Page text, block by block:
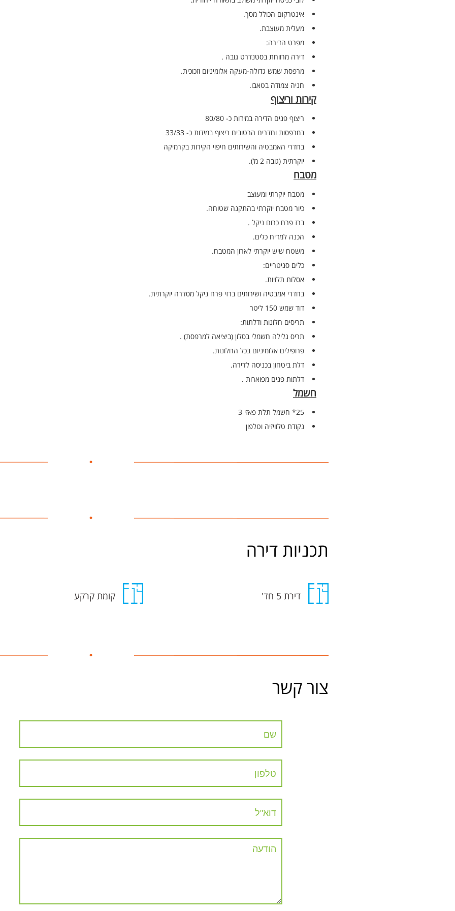
אינטרקום הכולל מסך.
מעלית מעוצבת.
מפרט הדירה:
דירה מרווחת בסטנדרט גובה .
מרפסת שמש גדולה-מעקה אלומיניום וזכוכית.
חניה צמודה בטאבו.
קירות וריצוף
ריצוף פנים הדירה במידות כ- 80/80
במרפסות וחדרים הרטובים ריצוף במידות כ- 33/33
בחדרי האמבטיה והשירותים חיפוי הקירות בקרמיקה
יוקרתית (גובה 2 מ’).
מטבח
מטבח יוקרתי ומעוצב
כיור מטבח יוקרתי בהתקנה שטוחה.
ברז פרח כרום ניקל .
הכנה למדיח כלים.
משטח שיש יוקרתי לארון המטבח.
כלים סניטריים:
אסלות תלויות.
בחדרי אמבטיה ושירותים ברזי פרח ניקל מסדרה יוקרתית.
דוד שמש 150 ליטר
תריסים חלונות ודלתות:
תריס גלילה חשמלי בסלון (ביציאה למרפסת) .
פרופילים אלומיניום בכל החלונות.
דלת ביטחון בכניסה לדירה.
דלתות פנים מפוארות .
חשמל
25* חשמל תלת פאזי 3
נקודת טלוויזיה וטלפון
תכניות דירה
דירת 5 חד' קומת קרקע
צור קשר